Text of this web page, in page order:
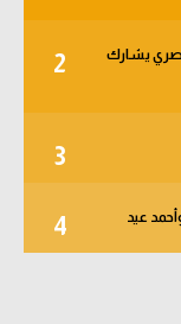
2
32.. والثلاثي المصري يشارك
3
4 عيد